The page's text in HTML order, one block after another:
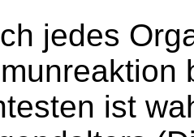
jedes
ist